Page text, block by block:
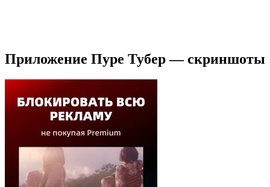
Приложение Пуре Тубер — скриншоты